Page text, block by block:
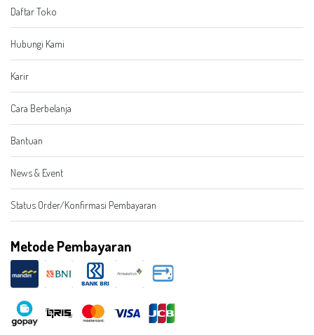
Daftar Toko
Hubungi Kami
Karir
Cara Berbelanja
Bantuan
News & Event
Status Order/Konfirmasi Pembayaran
Metode Pembayaran